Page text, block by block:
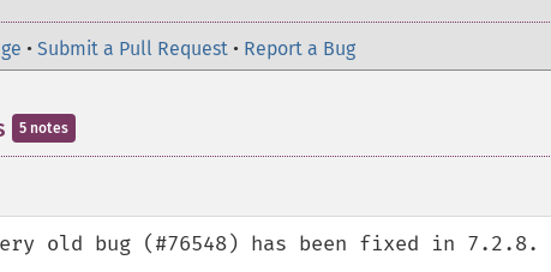
• Submit a Pull Request • Report a Bug
5 notes
old bug (#76548) has been fixed in 7.2.8.